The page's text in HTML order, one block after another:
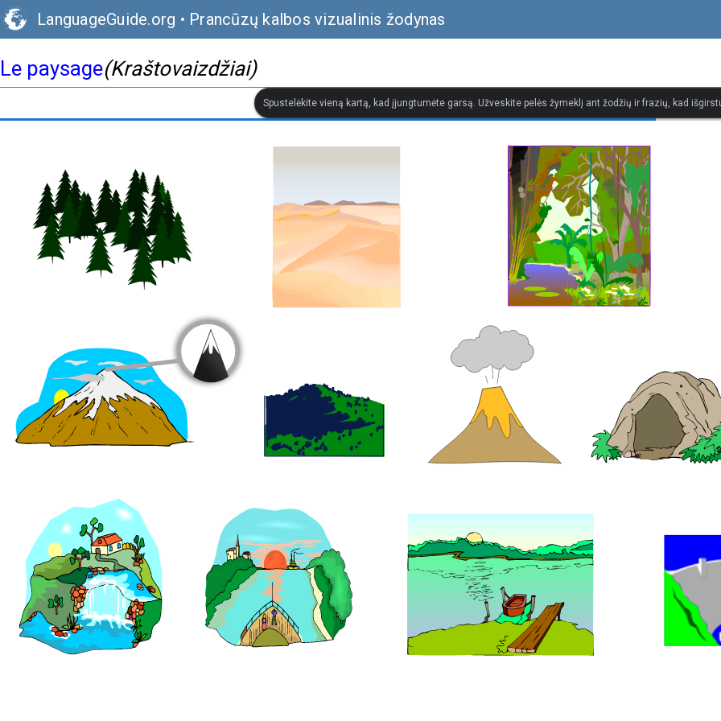
LanguageGuide.org • Prancūzų kalbos vizualinis žodynas
Le paysage(Kraštovaizdžiai)
Spustelėkite vieną kartą, kad įjungtumėte garsą. Užveskite pelės žymeklį ant žodžių ir frazių, kad